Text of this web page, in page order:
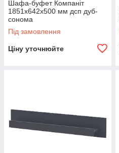
Шафа-буфет Компаніт
1851х642х500 мм дсп дуб-
сонома
Під замовлення
Ціну уточнюйте